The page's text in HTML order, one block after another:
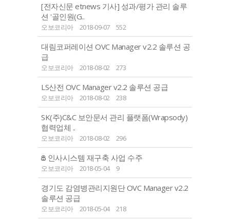
[전자신문 etnews 기사] 성과/평가 관리 솔루
션 '골인원(G..
오보코리아 2018-09-07 552
대림코퍼레이션 OVC Manager v2.2 솔루션 공
급
오보코리아 2018-08-02 273
LS산전 OVC Manager v2.2 솔루션 공급
오보코리아 2018-08-02 238
SK(주)C&C 보안문서 관리 플랫폼(Wrapsody)
협력업체 ..
오보코리아 2018-08-02 296
인사시스템 재구축 사업 수주
오보코리아 2018-05-04 9
경기도 감염병관리지원단 OVC Manager v2.2
솔루션 공급
오보코리아 2018-05-04 218